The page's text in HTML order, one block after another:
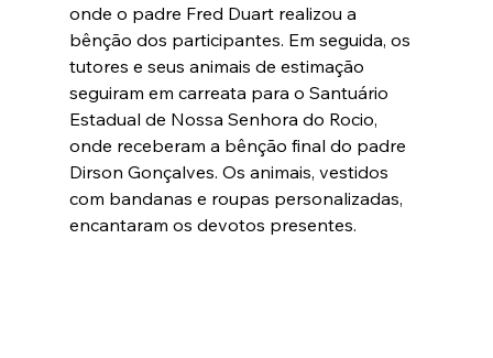
onde o padre Fred Duart realizou a
bênção dos participantes. Em seguida, os
tutores e seus animais de estimação
seguiram em carreata para o Santuário
Estadual de Nossa Senhora do Rocio,
onde receberam a bênção final do padre
Dirson Gonçalves. Os animais, vestidos
com bandanas e roupas personalizadas,
encantaram os devotos presentes.